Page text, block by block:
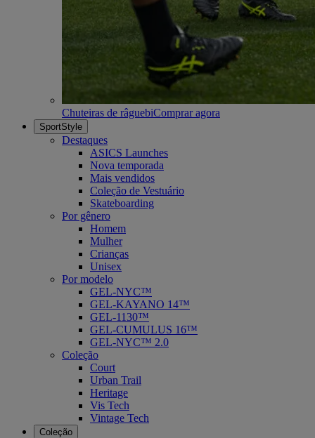
Chuteiras de râguebiComprar agora
SportStyle
Destaques
ASICS Launches
Nova temporada
Mais vendidos
Coleção de Vestuário
Skateboarding
Por gênero
Homem
Mulher
Crianças
Unisex
Por modelo
GEL-NYC™
GEL-KAYANO 14™
GEL-1130™
GEL-CUMULUS 16™
GEL-NYC™ 2.0
Coleção
Court
Urban Trail
Heritage
Vis Tech
Vintage Tech
Coleção